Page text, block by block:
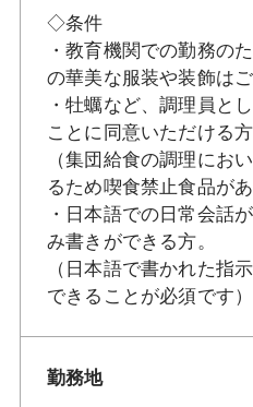
◇条件
・教育機関での勤務の
の華美な服装や装飾は
・牡蠣など、調理員と
ことに同意いただける方
（集団給食の調理にお
るため喫食禁止食品があ
・日本語での日常会話
み書きができる方。
（日本語で書かれた指
できることが必須です）
勤務地